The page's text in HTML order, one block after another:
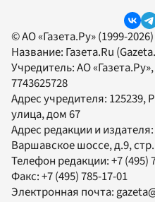
© АО «Газета.Ру» (1999-
Название: Газета.Ru
Учредитель:АО «Газета.Ру»
7743625728
Адрес учредителя: 125239,
улица, дом 67
Адрес редакции и издателя:
Варшавское шоссе, д.9,
Телефон редакции:+7 (495)
Факс:+7 (495) 785-17-01
Электронная почта: